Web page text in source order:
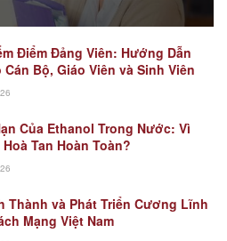
Điểm Đảng Viên: Hướng Dẫn
Bộ, Giáo Viên và Sinh Viên
Của Ethanol Trong Nước: Vì
Tan Hoàn Toàn?
Thành và Phát Triển Cương Lĩnh
Mạng Việt Nam